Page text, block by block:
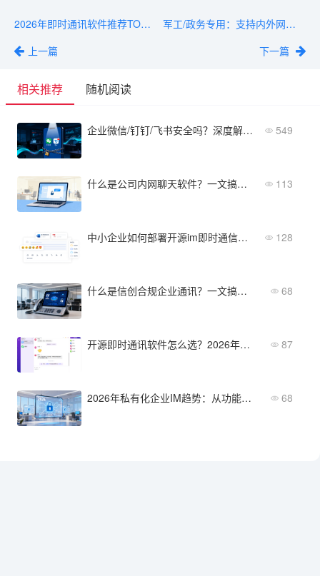
2026年即时通讯软件推荐TOP10：企业IM选型必读
上一篇
军工/政务专用：支持内外网隔离的即时通讯软件有哪些？
下一篇
相关推荐 随机阅读
企业微信/钉钉/飞书安全吗？深度解析即时通讯软件的安全隐患 549
什么是公司内网聊天软件？一文搞懂核心场景与优势 113
中小企业如何部署开源im即时通信？从选型到上线的5个关键步骤 128
什么是信创合规企业通讯？一文搞懂核心定义与合规要点 68
开源即时通讯软件怎么选？2026年选型指南 87
2026年私有化企业IM趋势：从功能迭代到选型方向 68